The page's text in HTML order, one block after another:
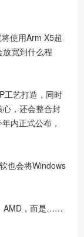
使用Arm X5超
宽到什么程
工艺打造，同时
，还会整合封
内正式公布，
也会将Windows
AMD，而是……